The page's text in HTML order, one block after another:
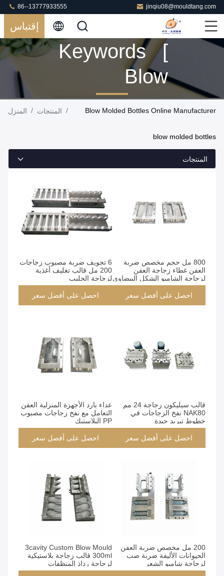
jinqiu08@mouldtang.com
86--13777933555
إقتباس
Keywords [
Blow
Molded
Match 37
المنزل / المنتجات / Blow Molded Bottles Online Manufacturer
blow molded bottles
المنتجات
800 مل حجم مخصص ضربة
العفن غطاء زجاجة العفن
لزجاجة الشامبو الشكل البيضاوي
احصل على أفضل سعر
6 تجويف ضربة مصبوب زجاجات
200 مل قالب تغليف أغذية
لزجاجة الحليب
احصل على أفضل سعر
قالب سيليكون زجاجة 24 مم
NAK80 نفخ الزجاجات في
خطوط تبريد جيدة
احصل على أفضل سعر
عداء بارد الأجهزة المنزلية العفن
التعامل مع نفخ زجاجات مصبوب
PP البلاستيك
احصل على أفضل سعر
200 مل مخصص ضربة العفن
الحيوانات الأليفة ضربة صب
لزجاجة شامبو الشعر
3cavity Custom Blow Mould
300ml قالب زجاجة بلاستيكية
لزجاجة رذاذ المنظفات